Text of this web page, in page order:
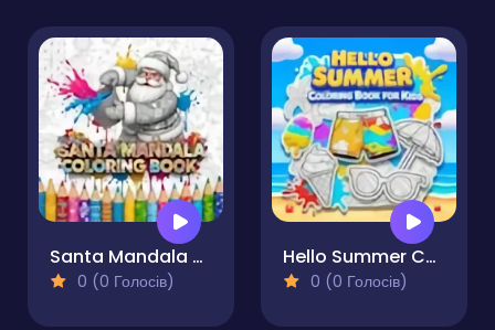
Santa Mandala Coloring Book
0 (0 Голосів)
Hello Summer Coloring Book for Kids
0 (0 Голосів)